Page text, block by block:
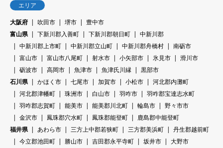
エリア
大阪府
吹田市 堺市
豊中市
富山県
下新川郡入善町 下新川郡朝日町
中新川郡
中新川郡上市町
中新川郡立山町 中新川郡舟橋村
南砺市
富山市
富山市八尾町 射水市 小矢部市 氷見市
滑川市
砺波市
高岡市 魚津市 魚津氏川縁
黒部市
石川県
かほく市 七尾市 加賀市 小松市
河北郡内灘町
河北郡津幡町
珠洲市 白山市 羽咋市
羽咋郡宝達志水町
羽咋郡志賀町
能美市 能美郡川北町 輪島市
野々市市
金沢市
鳳珠郡穴水町 鳳珠郡能登町
鹿島郡中能登町
福井県
あわら市 三方上中郡若狭町 三方郡美浜町
丹生郡越前町
今立郡池田町
勝山市 吉田郡永平寺町 坂井市
大野市